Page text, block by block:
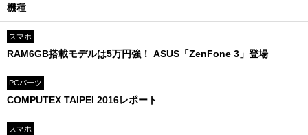
機種
スマホ
RAM6GB搭載モデルは5万円強！ ASUS「ZenFone 3」登場
PCパーツ
COMPUTEX TAIPEI 2016レポート
スマホ